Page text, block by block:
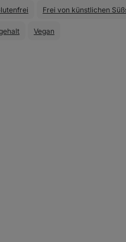
Frei von künstlichen
Vegan